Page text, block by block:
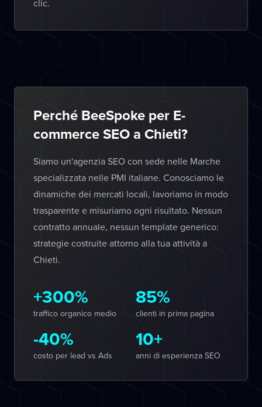
clic.
Perché BeeSpoke per E-
commerce SEO a Chieti?
Siamo un'agenzia SEO con sede nelle Marche
specializzata nelle PMI italiane. Conosciamo le
dinamiche dei mercati locali, lavoriamo in modo
trasparente e misuriamo ogni risultato. Nessun
contratto annuale, nessun template generico:
strategie costruite attorno alla tua attività a
Chieti.
+300%
traffico organico medio
85%
clienti in prima pagina
-40%
costo per lead vs Ads
10+
anni di esperienza SEO